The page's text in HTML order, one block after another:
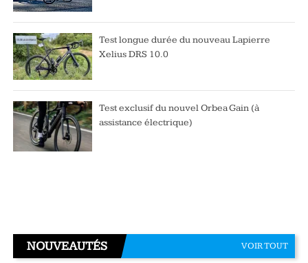
Test longue durée du nouveau Lapierre
Xelius DRS 10.0
Test exclusif du nouvel Orbea Gain (à
assistance électrique)
NOUVEAUTÉS VOIR TOUT